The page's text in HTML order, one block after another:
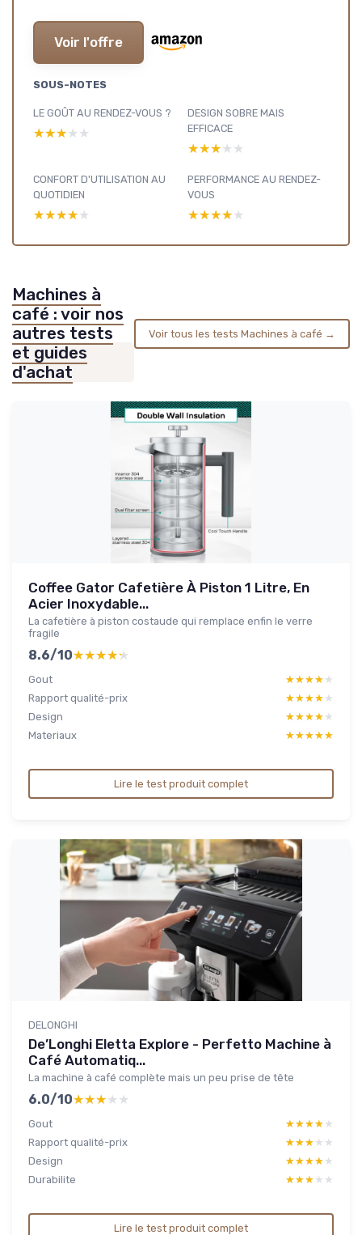
Voir l'offre
SOUS-NOTES
LE GOÛT AU RENDEZ-VOUS ?
★★★★★
★★★★★
DESIGN SOBRE MAIS
EFFICACE
★★★★★
★★★★★
CONFORT D'UTILISATION AU
QUOTIDIEN
★★★★★
★★★★★
PERFORMANCE AU RENDEZ-
VOUS
★★★★★
★★★★★
Machines à
café : voir nos
autres tests
et guides
d'achat
Voir tous les tests Machines à café →
Coffee Gator Cafetière À Piston 1 Litre, En
Acier Inoxydable...
La cafetière à piston costaude qui remplace enfin le verre
fragile
8.6/10★★★★★
★★★★★
Gout ★★★★★
★★★★★
Rapport qualité-prix
★★★★★
★★★★★
Design
★★★★★
★★★★★
Materiaux
★★★★★
★★★★★
Lire le test produit complet
DELONGHI
De’Longhi Eletta Explore - Perfetto Machine à
Café Automatiq...
La machine à café complète mais un peu prise de tête
6.0/10★★★★★
★★★★★
Gout ★★★★★
★★★★★
Rapport qualité-prix
★★★★★
★★★★★
Design
★★★★★
★★★★★
Durabilite
★★★★★
★★★★★
Lire le test produit complet